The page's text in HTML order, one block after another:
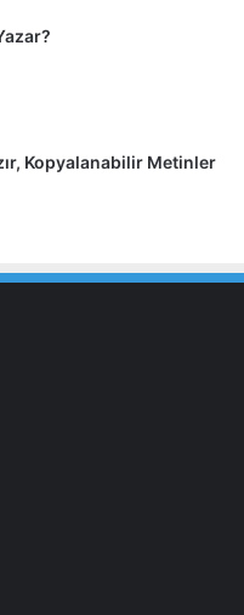
Kopyalanabilir Metinler